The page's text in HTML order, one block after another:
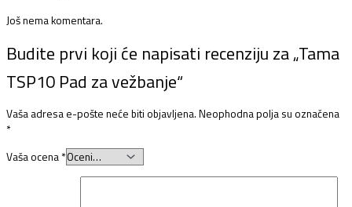
Još nema komentara.
Budite prvi koji će napisati recenziju za „Tama
TSP10 Pad za vežbanje“
Vaša adresa e-pošte neće biti objavljena. Neophodna polja su označena
*
Vaša ocena *